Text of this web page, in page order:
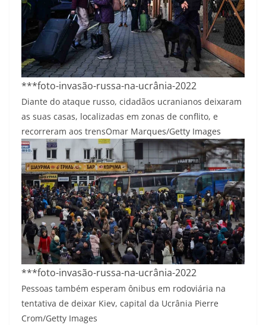
***foto-invasão-russa-na-ucrânia-2022
Diante do ataque russo, cidadãos ucranianos deixaram
as suas casas, localizadas em zonas de conflito, e
recorreram aos trensOmar Marques/Getty Images
***foto-invasão-russa-na-ucrânia-2022
Pessoas também esperam ônibus em rodoviária na
tentativa de deixar Kiev, capital da Ucrânia Pierre
Crom/Getty Images